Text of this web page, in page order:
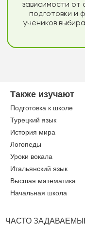
зависимости от
подготовки и
учеников
Также изучают
Подготовка к школе
Турецкий язык
История мира
Логопеды
Уроки вокала
Итальянский язык
Высшая математика
Начальная школа
ЧАСТО